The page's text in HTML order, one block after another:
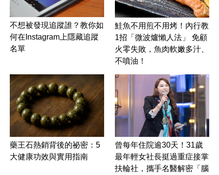
不想被發現追蹤誰？教你如
何在Instagram上隱藏追蹤
名單
鮭魚不用煎不用烤！內行教
1招「微波爐懶人法」 免顧
火零失敗，魚肉軟嫩多汁、
不噴油！
藥王石熱銷背後的祕密：5
大健康功效與實用指南
曾每年住院逾30天！31歲
最年輕女社長挺過重症接掌
扶輪社，攜手名醫解密「腦